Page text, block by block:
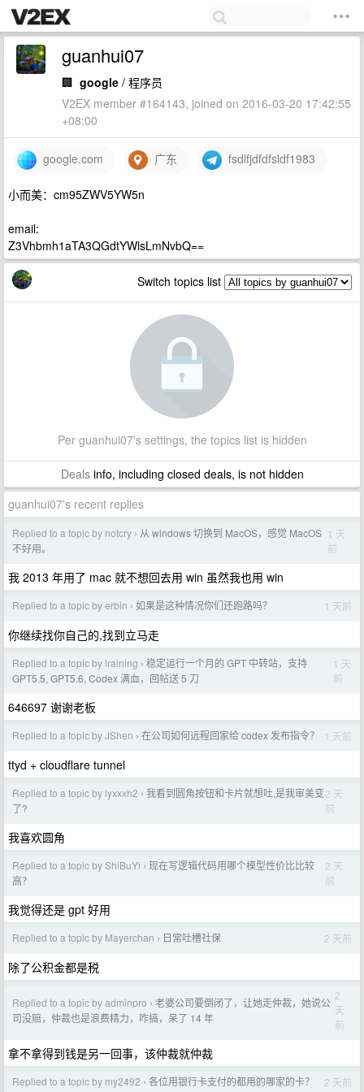
guanhui07
🏢 google / 程序员
V2EX member #164143, joined on 2016-03-20 17:42:55
+08:00
google.com 广东 fsdlfjdfdfsldf1983
小而美：cm95ZWV5YW5n
email:
Z3Vhbmh1aTA3QGdtYWlsLmNvbQ==
Switch topics list
Per guanhui07's settings, the topics list is hidden
Dealsinfo, including closed deals, is not hidden
guanhui07's recent replies
Replied to a topic by notcry › 从 windows 切换到 MacOS，感觉 MacOS
不好用。
1 天
前
我 2013 年用了 mac 就不想回去用 win 虽然我也用 win
Replied to a topic by erbin › 如果是这种情况你们还跑路吗？ 1 天前
你继续找你自己的,找到立马走
Replied to a topic by lraining › 稳定运行一个月的 GPT 中转站，支持
GPT5.5, GPT5.6, Codex 满血，回帖送 5 刀
1 天
前
646697 谢谢老板
Replied to a topic by JShen › 在公司如何远程回家给 codex 发布指令？ 1 天前
ttyd + cloudflare tunnel
Replied to a topic by lyxxxh2 › 我看到圆角按钮和卡片就想吐,是我审美变
了?
2 天
前
我喜欢圆角
Replied to a topic by ShiBuYi › 现在写逻辑代码用哪个模型性价比比较
高？
2 天
前
我觉得还是 gpt 好用
Replied to a topic by Mayerchan › 日常吐槽社保 2 天前
除了公积金都是税
Replied to a topic by adminpro › 老婆公司要倒闭了，让她走仲裁，她说公
司没赔，仲裁也是浪费精力，咋搞，呆了 14 年
2
天
前
拿不拿得到钱是另一回事，该仲裁就仲裁
Replied to a topic by my2492 › 各位用银行卡支付的都用的哪家的卡？ 2 天前